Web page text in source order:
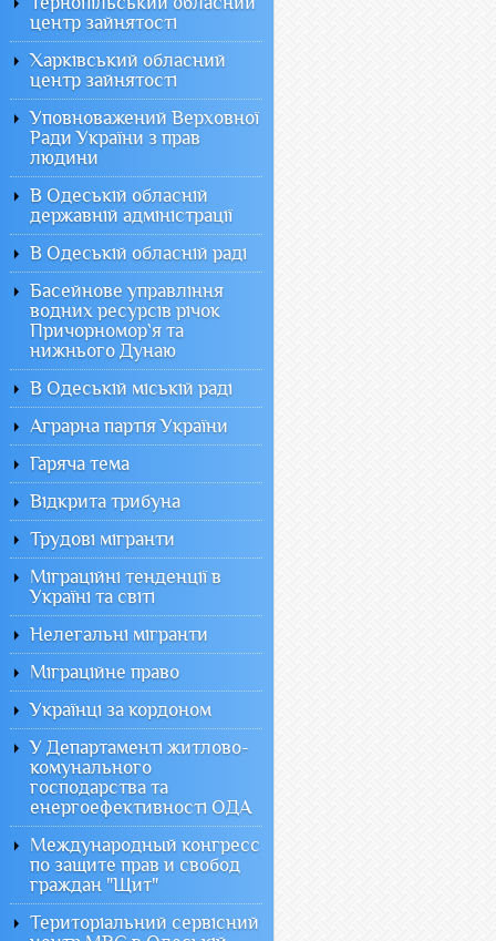
центр зайнятості
Харківський обласний
центр зайнятості
Уповноважений Верховної
Ради України з прав
людини
В Одеській обласній
державній адміністрації
В Одеській обласній раді
Басейнове управління
водних ресурсів річок
Причорномор`я та
нижнього Дунаю
В Одеській міській раді
Аграрна партія України
Гаряча тема
Відкрита трибуна
Трудові мігранти
Міграційні тенденції в
Україні та світі
Нелегальні мігранти
Міграційне право
Українці за кордоном
У Департаменті житлово-
комунального
господарства та
енергоефективності ОДА
Международный конгресс
по защите прав и свобод
граждан "Щит"
Територіальний сервісний